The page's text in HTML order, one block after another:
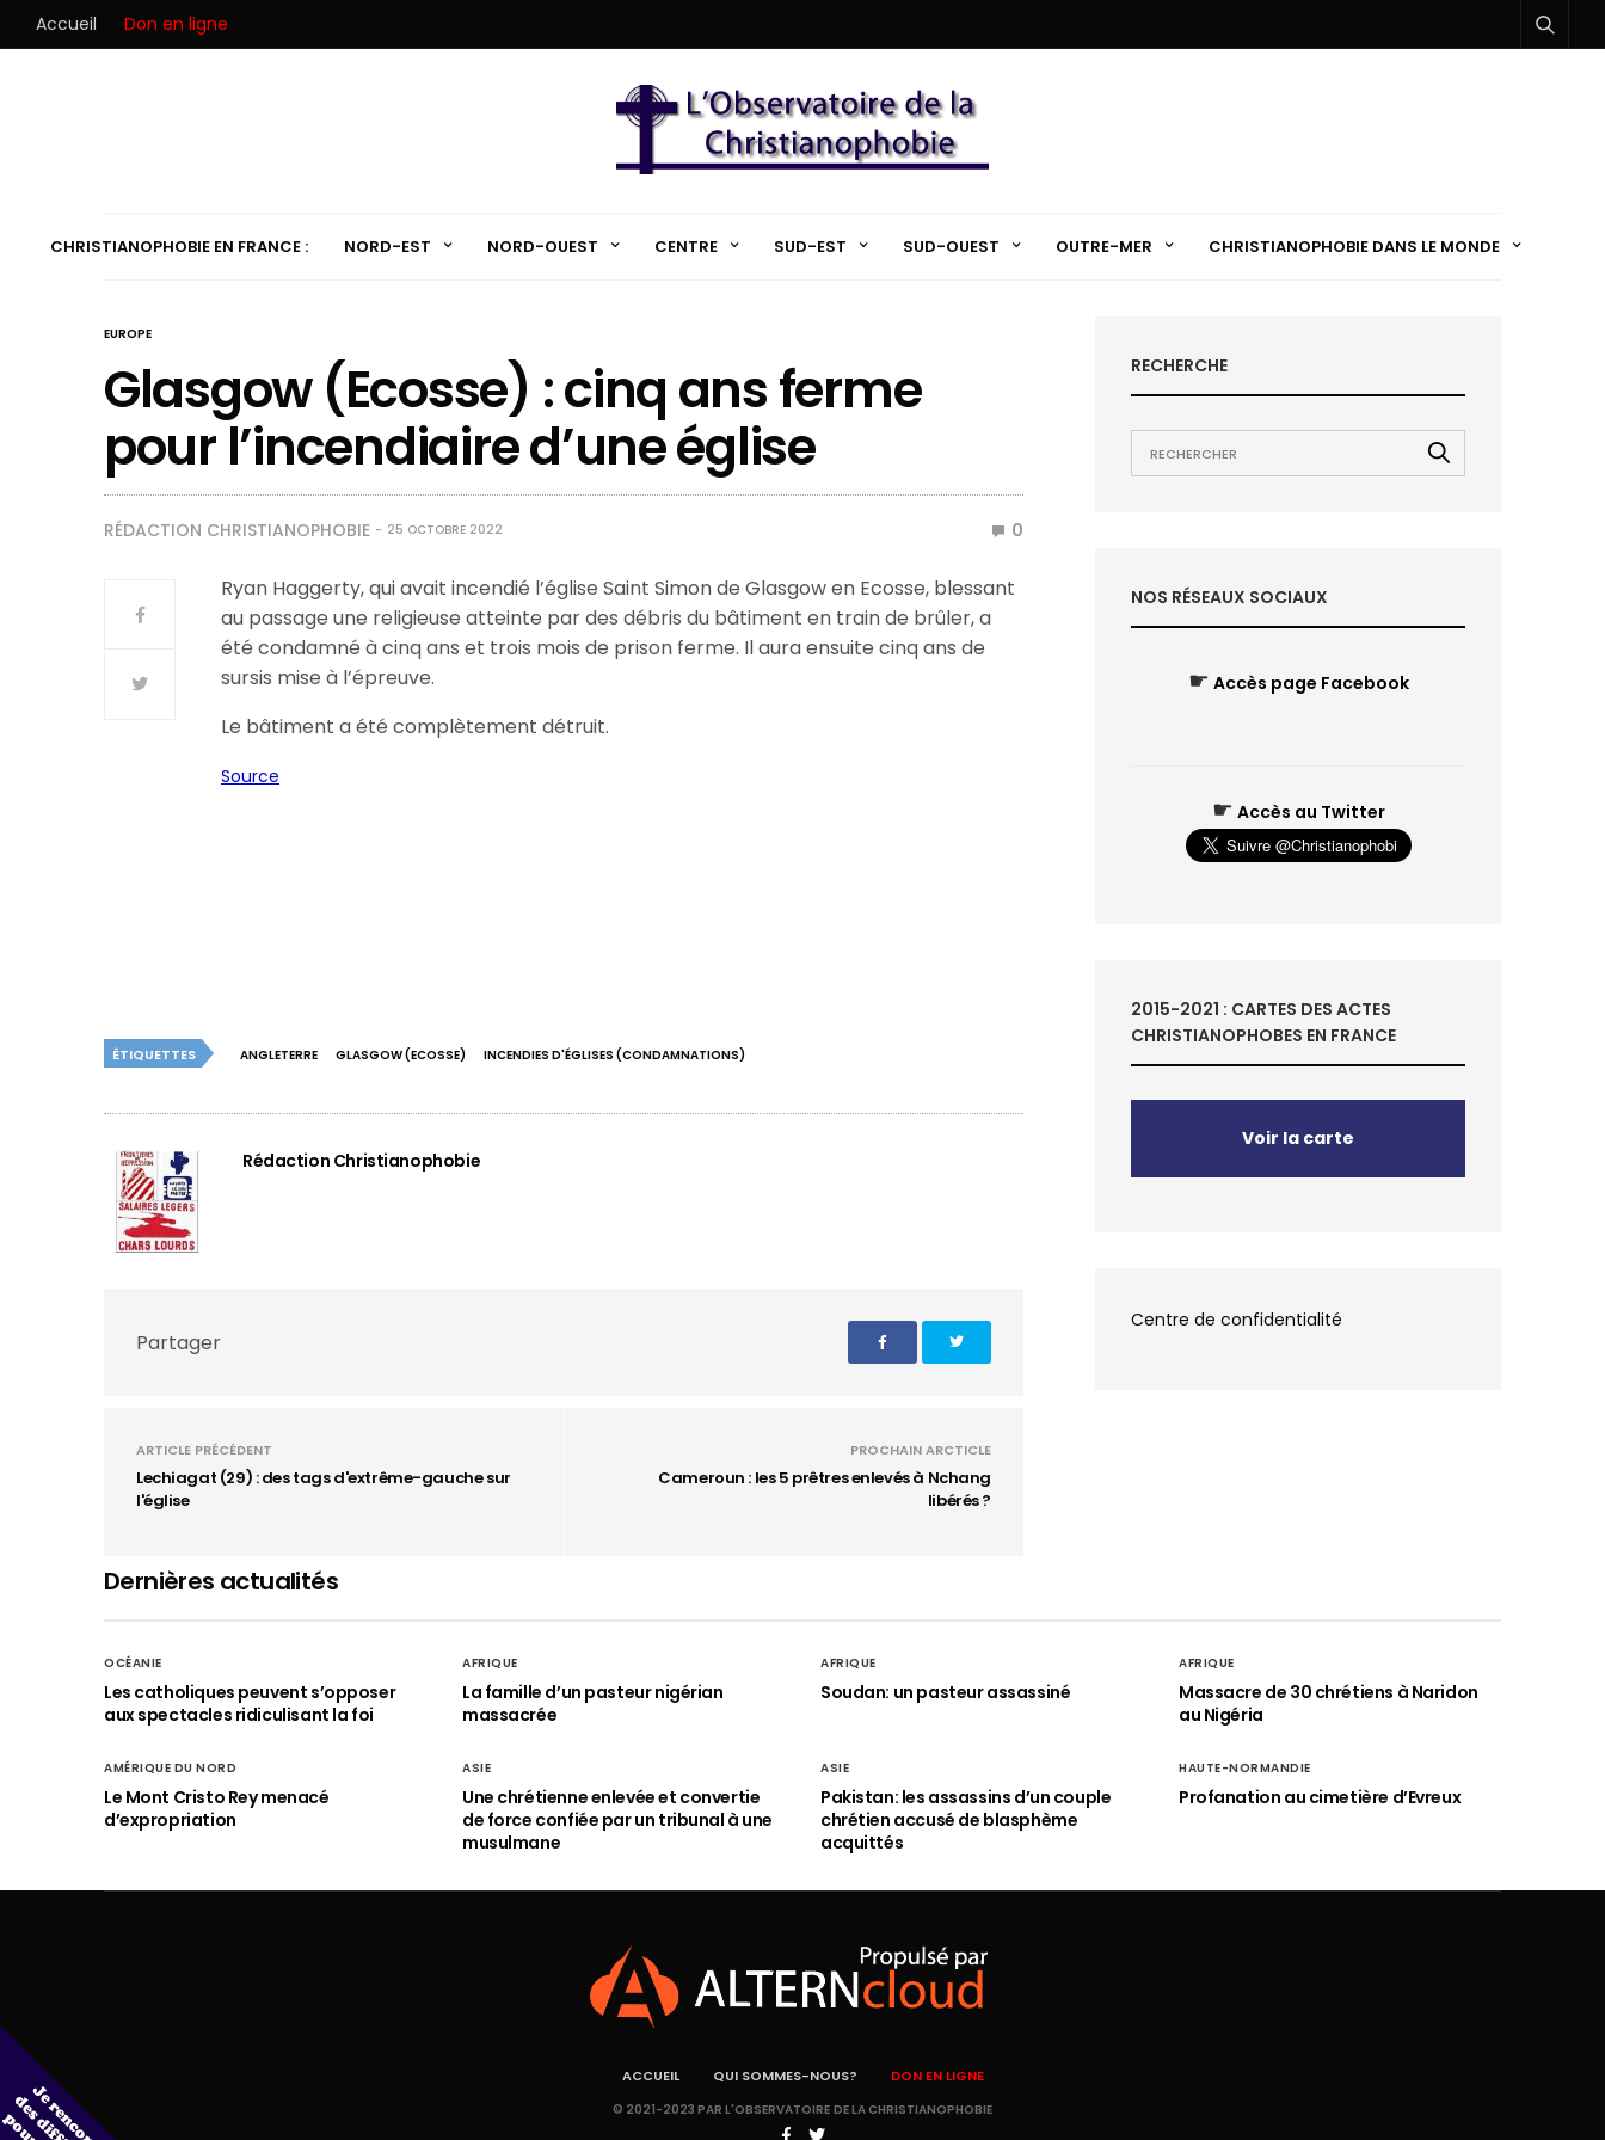
Accueil Don en ligne
CHRISTIANOPHOBIE EN FRANCE : NORD-EST NORD-OUEST CENTRE SUD-EST SUD-OUEST OUTRE-MER CHRISTIANOPHOBIE DANS LE MONDE
EUROPE
Glasgow (Ecosse) : cinq ans ferme
pour l’incendiaire d’une église
RÉDACTION CHRISTIANOPHOBIE 25 OCTOBRE 2022 0
Ryan Haggerty, qui avait incendié l’église Saint Simon de Glasgow en Ecosse, blessant
au passage une religieuse atteinte par des débris du bâtiment en train de brûler, a
été condamné à cinq ans et trois mois de prison ferme. Il aura ensuite cinq ans de
sursis mise à l’épreuve.
Le bâtiment a été complètement détruit.
Source
ÉTIQUETTES ANGLETERRE GLASGOW (ECOSSE) INCENDIES D'ÉGLISES (CONDAMNATIONS)
Rédaction Christianophobie
Partager
ARTICLE PRÉCÉDENT
Lechiagat (29) : des tags d'extrême-gauche sur
l'église
PROCHAIN ARCTICLE
Cameroun : les 5 prêtres enlevés à Nchang
libérés ?
RECHERCHE
NOS RÉSEAUX SOCIAUX
☛ Accès page Facebook
☛ Accès au Twitter
2015-2021 : CARTES DES ACTES
CHRISTIANOPHOBES EN FRANCE
Voir la carte
Centre de confidentialité
Dernières actualités
OCÉANIE
Les catholiques peuvent s’opposer
aux spectacles ridiculisant la foi
AFRIQUE
La famille d’un pasteur nigérian
massacrée
AFRIQUE
Soudan: un pasteur assassiné
AFRIQUE
Massacre de 30 chrétiens à Naridon
au Nigéria
AMÉRIQUE DU NORD
Le Mont Cristo Rey menacé
d’expropriation
ASIE
Une chrétienne enlevée et convertie
de force confiée par un tribunal à une
musulmane
ASIE
Pakistan: les assassins d’un couple
chrétien accusé de blasphème
acquittés
HAUTE-NORMANDIE
Profanation au cimetière d’Evreux
ACCUEIL QUI SOMMES-NOUS? DON EN LIGNE
© 2021-2023 PAR L'OBSERVATOIRE DE LA CHRISTIANOPHOBIE